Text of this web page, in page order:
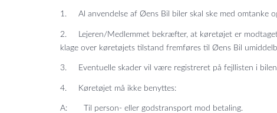
1. Al anvendelse af Øens Bil biler skal ske med omtanke
2. Lejeren/Medlemmet bekræfter, at køretøjet er modtaget
klage over køretøjets tilstand fremføres til Øens Bil
3. Eventuelle skader vil være registreret på fejllisten i
4. Køretøjet må ikke benyttes:
A: Til person- eller godstransport mod betaling.